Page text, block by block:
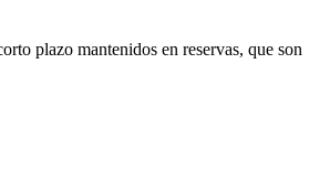
plazo mantenidos en reservas, que son